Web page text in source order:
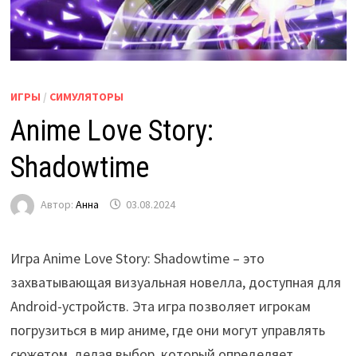
ИГРЫ / СИМУЛЯТОРЫ
Anime Love Story:
Shadowtime
Автор: Анна 03.08.2024
Игра Anime Love Story: Shadowtime – это
захватывающая визуальная новелла, доступная для
Android-устройств. Эта игра позволяет игрокам
погрузиться в мир аниме, где они могут управлять